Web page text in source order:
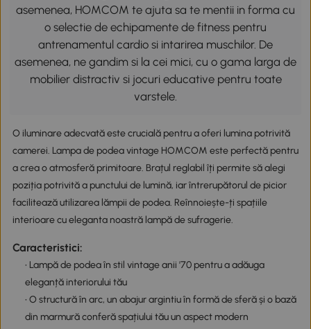
asemenea, HOMCOM te ajuta sa te mentii in forma cu
o selectie de echipamente de fitness pentru
antrenamentul cardio si intarirea muschilor. De
asemenea, ne gandim si la cei mici, cu o gama larga de
mobilier distractiv si jocuri educative pentru toate
varstele.
O iluminare adecvată este crucială pentru a oferi lumina potrivită
camerei. Lampa de podea vintage HOMCOM este perfectă pentru
a crea o atmosferă primitoare. Brațul reglabil îți permite să alegi
poziția potrivită a punctului de lumină, iar întrerupătorul de picior
facilitează utilizarea lămpii de podea. Reînnoiește-ți spațiile
interioare cu eleganta noastră lampă de sufragerie.
Caracteristici:
• Lampă de podea în stil vintage anii '70 pentru a adăuga
eleganță interiorului tău
• O structură în arc, un abajur argintiu în formă de sferă și o bază
din marmură conferă spațiului tău un aspect modern